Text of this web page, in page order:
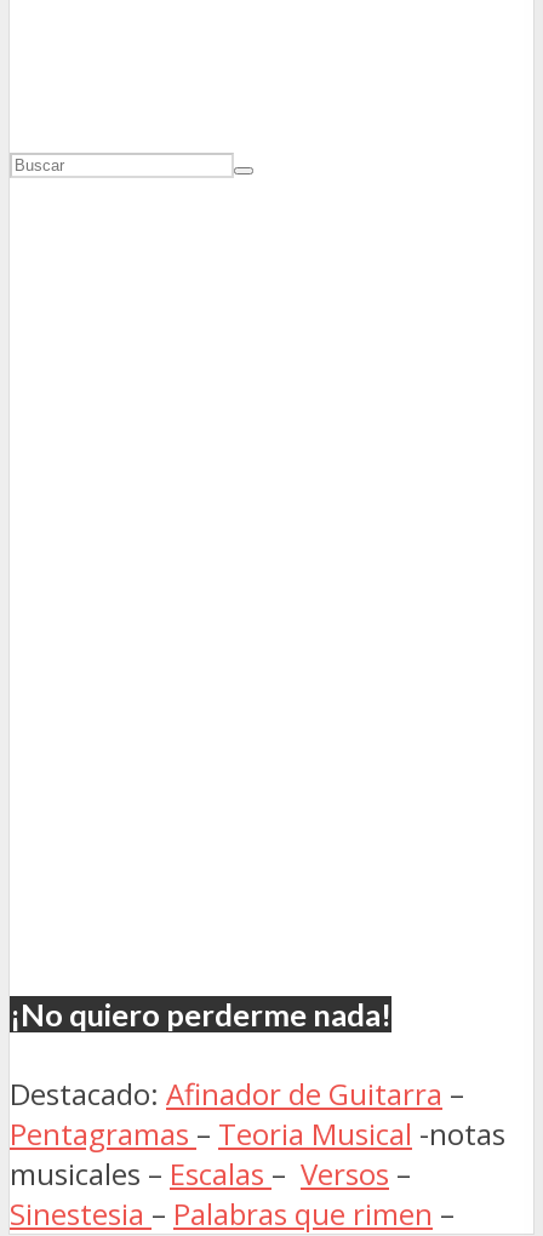
¡No quiero perderme nada!
Destacado: Afinador de Guitarra –
Pentagramas – Teoria Musical -notas
musicales – Escalas – Versos –
Sinestesia – Palabras que rimen –